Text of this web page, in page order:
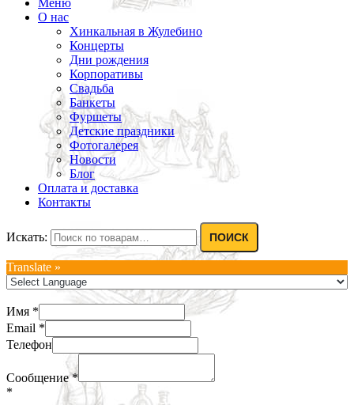
О нас
Хинкальная в Жулебино
Концерты
Дни рождения
Корпоративы
Свадьба
Банкеты
Фуршеты
Детские праздники
Фотогалерея
Новости
Блог
Оплата и доставка
Контакты
Искать: ПОИСК
Translate »
Имя *
Email *
Телефон
Сообщение*
*